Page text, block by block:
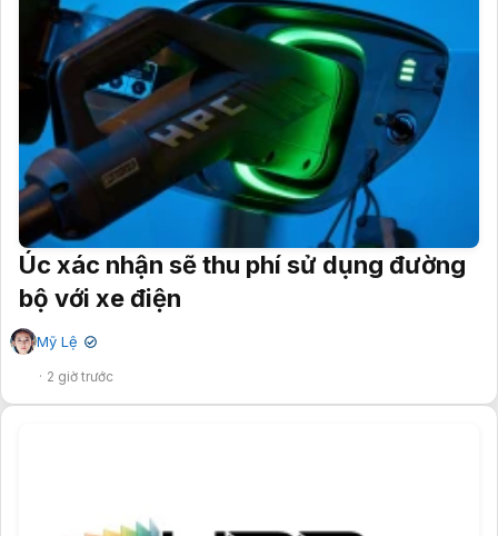
Úc xác nhận sẽ thu phí sử dụng đường
bộ với xe điện
Mỹ Lệ ✔
2 giờ trước